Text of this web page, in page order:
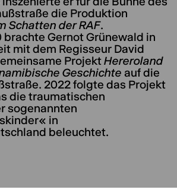
die Produktion
Schatten der RAF.
brachte Gernot Grünewald in
mit dem Regisseur David
ProjektHereroland
Geschichte auf die
2022 folgte das Projekt
die traumatischen
sogenannten
in
beleuchtet.